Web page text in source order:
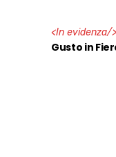
<In evidenza/>
Gusto in